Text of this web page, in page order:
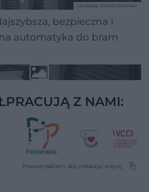
bezpieczna i
automatyka do bram
MATERIAŁ SPONSOROWANY
Z NAMI: